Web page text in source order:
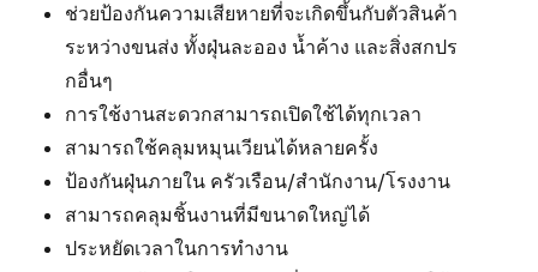
ช่วยป้องกันความเสียหายที่จะเกิดขึ้นกับตัวสินค้า
ระหว่างขนส่ง ทั้งฝุ่นละออง น้ำค้าง และสิ่งสกปร
กอื่นๆ
การใช้งานสะดวกสามารถเปิดใช้ได้ทุกเวลา
สามารถใช้คลุมหมุนเวียนได้หลายครั้ง
ป้องกันฝุ่นภายใน ครัวเรือน/สำนักงาน/โรงงาน
สามารถคลุมชิ้นงานที่มีขนาดใหญ่ได้
ประหยัดเวลาในการทำงาน